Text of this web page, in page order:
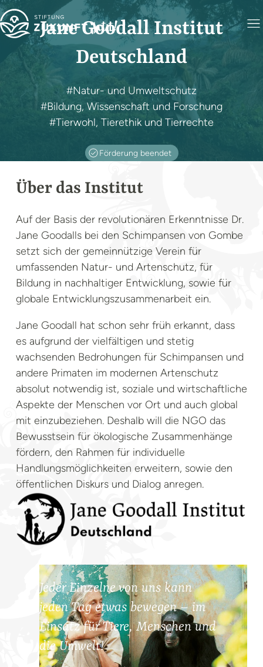
Foto: Jane Goodall Institute, by Jane Goodall
Jane Goodall Institut
Deutschland
#Natur- und Umweltschutz
#Bildung, Wissenschaft und Forschung
#Tierwohl, Tierethik und Tierrechte
Förderung beendet
Über das Institut
Auf der Basis der revolutionären Erkenntnisse Dr.
Jane Goodalls bei den Schimpansen von Gombe
setzt sich der gemeinnützige Verein für
umfassenden Natur- und Artenschutz, für
Bildung in nachhaltiger Entwicklung, sowie für
globale Entwicklungszusammenarbeit ein.
Jane Goodall hat schon sehr früh erkannt, dass
es aufgrund der vielfältigen und stetig
wachsenden Bedrohungen für Schimpansen und
andere Primaten im modernen Artenschutz
absolut notwendig ist, soziale und wirtschaftliche
Aspekte der Menschen vor Ort und auch global
mit einzubeziehen. Deshalb will die NGO das
Bewusstsein für ökologische Zusammenhänge
fördern, den Rahmen für individuelle
Handlungsmöglichkeiten erweitern, sowie den
öffentlichen Diskurs und Dialog anregen.
Jeder Einzelne von uns kann
jeden Tag etwas bewegen – im
Einsatz für Tiere, Menschen und
die Umwelt!